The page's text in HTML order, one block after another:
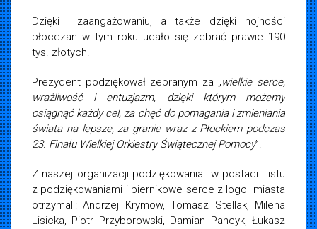
Dzięki zaangażowaniu, a także dzięki hojności
płocczan w tym roku udało się zebrać prawie 190
tys. złotych.
Prezydent podziękował zebranym za „wielkie serce,
wrażliwość i entuzjazm, dzięki którym możemy
osiągnąć każdy cel, za chęć do pomagania i zmieniania
świata na lepsze, za granie wraz z Płockiem podczas
23. Finału Wielkiej Orkiestry Świątecznej Pomocy”.
Z naszej organizacji podziękowania w postaci listu
z podziękowaniami i piernikowe serce z logo miasta
otrzymali: Andrzej Krymow, Tomasz Stellak, Milena
Lisicka, Piotr Przyborowski, Damian Pancyk, Łukasz